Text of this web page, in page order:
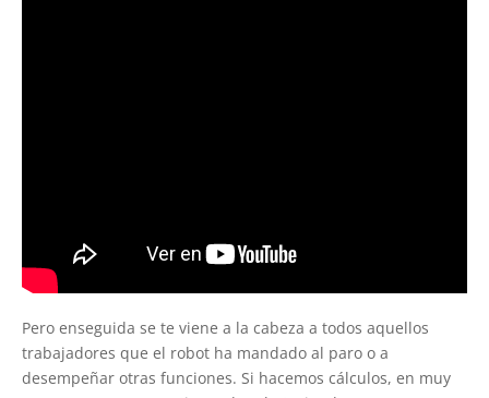
Pero enseguida se te viene a la cabeza a todos aquellos
trabajadores que el robot ha mandado al paro o a
desempeñar otras funciones. Si hacemos cálculos, en muy